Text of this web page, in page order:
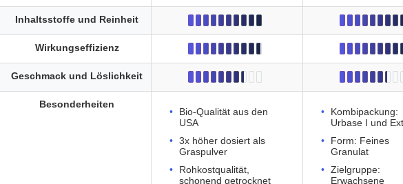
Bio-Qualität aus den
USA
3x höher dosiert als
Graspulver
Rohkostqualität,
schonend getrocknet
Kombipackung:
Urbase I und
Form: Feines
Granulat
Zielgruppe:
Erwachsene
Inhaltsstoffe und Reinheit
Wirkungseffizienz
Geschmack und Löslichkeit
Besonderheiten